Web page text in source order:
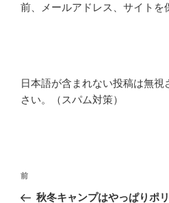
前、メールアドレス、サイトを
日本語が含まれない投稿は無
さい。（スパム対策）
投
前
の
前
秋冬キャンプはやっぱりポ